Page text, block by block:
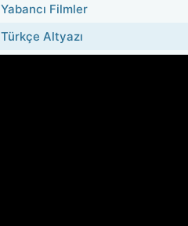
Yabancı Filmler
Türkçe Altyazı